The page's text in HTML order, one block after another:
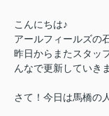
こんにちは♪
アールフィールズの
昨日からまたスタッ
んなで更新してい
さて！今日は馬橋の